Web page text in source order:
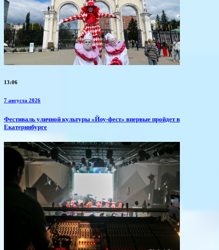
13:06
7 августа 2026
​Фестиваль уличной культуры «Йоу-фест» впервые пройдет в
Екатеринбурге